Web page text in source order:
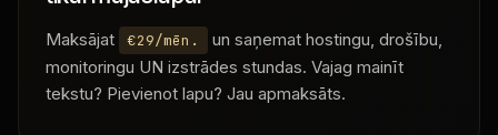
Maksājat €29/mēn.
un saņemat hostingu, drošību,
monitoringu UN izstrādes stundas. Vajag mainīt
tekstu? Pievienot lapu? Jau apmaksāts.